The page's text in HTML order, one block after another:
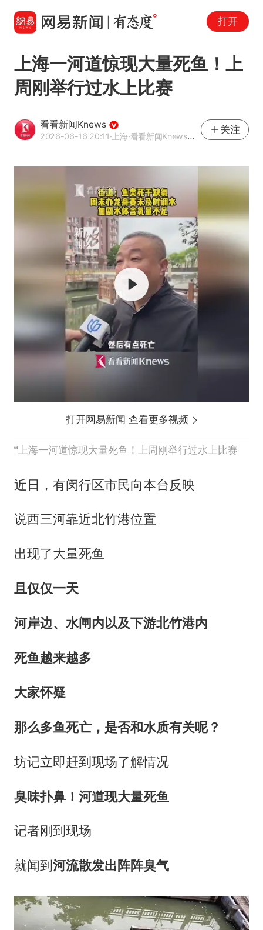
打开
上海一河道惊现大量死鱼！上
周刚举行过水上比赛
看看新闻Knews
2026-06-16 20:11·上海·看看新闻Knews官方网易号
关注
打开网易新闻 查看更多视频
上海一河道惊现大量死鱼！上周刚举行过水上比赛
近日，有闵行区市民向本台反映
说西三河靠近北竹港位置
出现了大量死鱼
且仅仅一天
河岸边、水闸内以及下游北竹港内
死鱼越来越多
大家怀疑
那么多鱼死亡，是否和水质有关呢？
坊记立即赶到现场了解情况
臭味扑鼻！河道现大量死鱼
记者刚到现场
就闻到 河流散发出阵阵臭气